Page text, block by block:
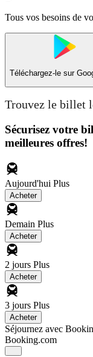
Tous vos besoins de
Téléchargez-le sur
Trouvez le billet
Sécurisez votre
meilleures offres!
Aujourd'hui Plus
Acheter
Demain Plus
Acheter
2 jours Plus
Acheter
3 jours Plus
Acheter
Séjournez avec
Booking.com